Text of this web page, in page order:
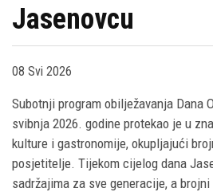
Jasenovcu
08 Svi 2026
Subotnji program obilježavanja Dana
svibnja 2026. godine protekao je u
kulture i gastronomije, okupljajući
posjetitelje. Tijekom cijelog dana
sadržajima za sve generacije, a